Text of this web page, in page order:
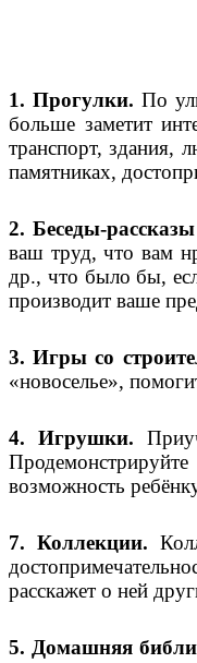
1. Прогулки. По
больше заметит
транспорт, здания,
памятниках,
2. Беседы-
ваш труд, что вам
др., что было бы,
производит ваше
3. Игры со
«новоселье»,
4. Игрушки.
возможность
7. Коллекции.
расскажет о ней
5. Домашняя